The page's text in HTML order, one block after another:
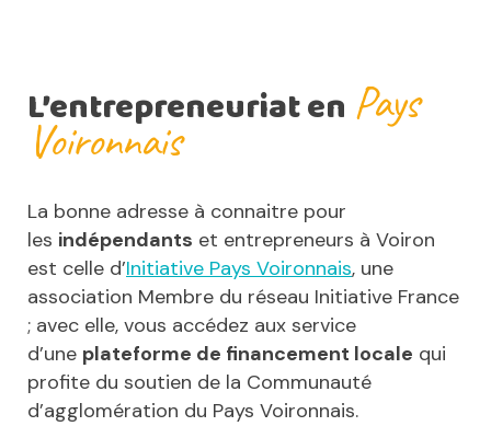
L’entrepreneuriat en Pays
Voironnais
La bonne adresse à connaitre pour
les indépendants et entrepreneurs à Voiron
est celle d’Initiative Pays Voironnais, une
association Membre du réseau Initiative France
; avec elle, vous accédez aux service
d’une plateforme de financement locale qui
profite du soutien de la Communauté
d’agglomération du Pays Voironnais.